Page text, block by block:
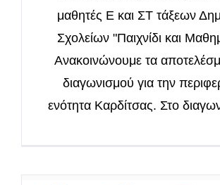
μαθητές Ε και ΣΤ τάξεων
Σχολείων "Παιχνίδι και
Aνακοινώνουμε τα
διαγωνισμού για την
ενότητα Καρδίτσας. Στο